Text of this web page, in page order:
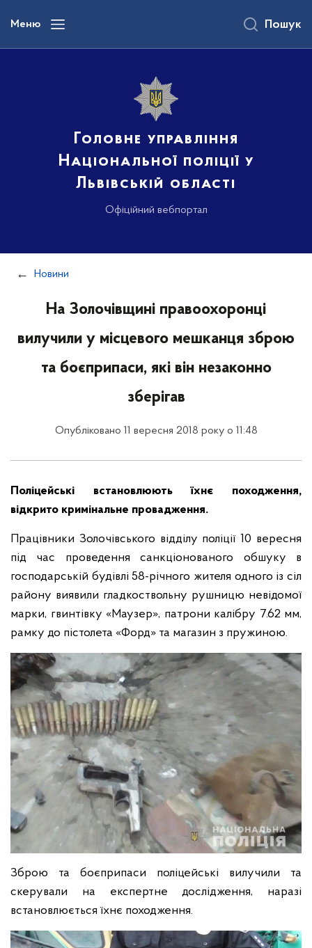
вмісту
Меню
Головне управління
Національної поліції у
Львівській області
Офіційний вебпортал
Пошук
Новини
На Золочівщині правоохоронці
вилучили у місцевого мешканця зброю
та боєприпаси, які він незаконно
зберігав
Опубліковано 11 вересня 2018 року о 11:48
Поліцейські встановлюють їхнє походження,
відкрито кримінальне провадження.
Працівники Золочівського відділу поліції 10 вересня
під час проведення санкціонованого обшуку в
господарській будівлі 58-річного жителя одного із сіл
району виявили гладкоствольну рушницю невідомої
марки, гвинтівку «Маузер», патрони калібру 7.62 мм,
рамку до пістолета «Форд» та магазин з пружиною.
Зброю та боєприпаси поліцейські вилучили та
скерували на експертне дослідження, наразі
встановлюється їхнє походження.